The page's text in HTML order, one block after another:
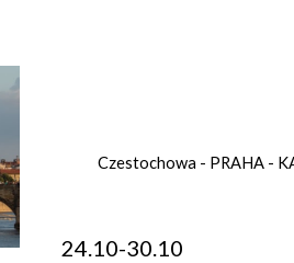
Czestochowa - PRAHA -
24.10-30.10